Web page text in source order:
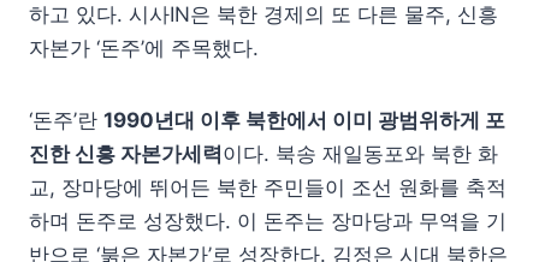
하고 있다. 시사IN은 북한 경제의 또 다른 물주, 신흥
자본가 ‘돈주’에 주목했다.
‘돈주’란 1990년대 이후 북한에서 이미 광범위하게 포
진한 신흥 자본가세력이다. 북송 재일동포와 북한 화
교, 장마당에 뛰어든 북한 주민들이 조선 원화를 축적
하며 돈주로 성장했다. 이 돈주는 장마당과 무역을 기
반으로 ‘붉은 자본가’로 성장한다. 김정은 시대 북한은